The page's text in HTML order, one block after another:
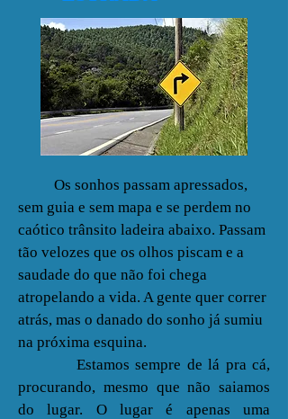
Os sonhos passam apressados,
sem guia e sem mapa e se perdem no
caótico trânsito ladeira abaixo. Passam
tão velozes que os olhos piscam e a
saudade do que não foi chega
atropelando a vida. A gente quer correr
atrás, mas o danado do sonho já sumiu
na próxima esquina.
Estamos sempre de lá pra cá,
procurando, mesmo que não saiamos
do lugar. O lugar é apenas uma